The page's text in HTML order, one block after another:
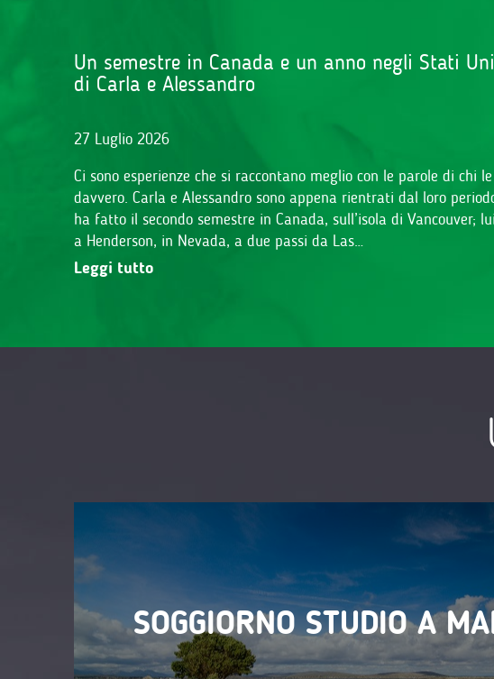
Un semestre in Canada e un anno negli Stati
di Carla e Alessandro
27 Luglio 2026
Ci sono esperienze che si raccontano meglio con le parole di chi
davvero. Carla e Alessandro sono appena rientrati dal loro
ha fatto il secondo semestre in Canada, sull’isola di Vancouver;
a Henderson, in Nevada, a due passi da Las…
Leggi tutto
SOGGIORNO STUDIO A